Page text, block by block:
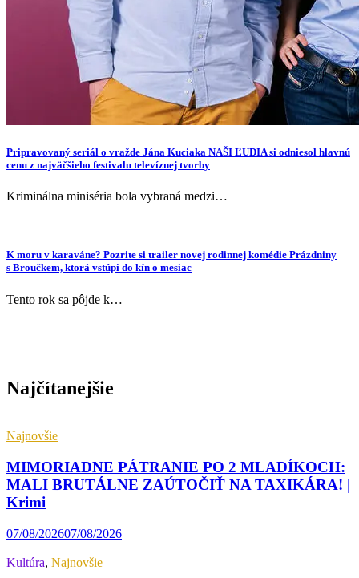
Pripravovaný seriál o vražde Jána Kuciaka NAŠI ĽUDIA si odniesol hlavnú
cenu z najväčšieho festivalu televíznej tvorby
Kriminálna miniséria bola vybraná medzi…
K moru v karaváne? Pozrite si trailer novej rodinnej komédie Prázdniny
s Broučkem, ktorá vstúpi do kín o mesiac
Tento rok sa pôjde k…
Najčítanejšie
Najnovšie
MIMORIADNE PÁTRANIE PO 2 MLADÍKOCH:
MALI BRUTÁLNE ZAÚTOČIŤ NA TAXIKÁRA! |
Krimi
07/08/202607/08/2026
Kultúra, Najnovšie